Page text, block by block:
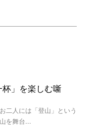
」を楽しむ噺
二人には「登山」という
を舞台...